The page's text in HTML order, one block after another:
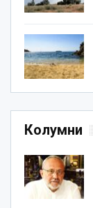
Колумни